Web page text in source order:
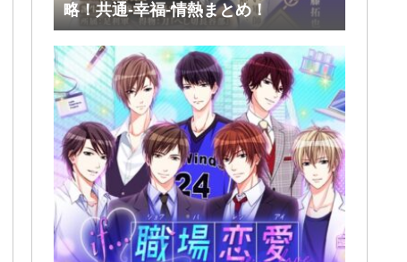
略！共通-幸福-情熱まとめ！